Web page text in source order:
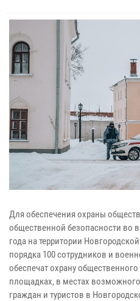
Для обеспечения охраны
общественной безопасности во
года на территории
порядка 100 сотрудников и
обеспечат охрану
площадках, в местах
граждан и туристов в